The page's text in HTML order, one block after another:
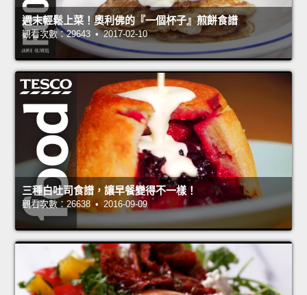
週末輕鬆上菜！奧利佛的『一個杯子』煎餅食譜
觀看次數：29643 • 2017-02-10
三種白吐司食譜，讓早餐變得不一樣！
觀看次數：26638 • 2016-09-09